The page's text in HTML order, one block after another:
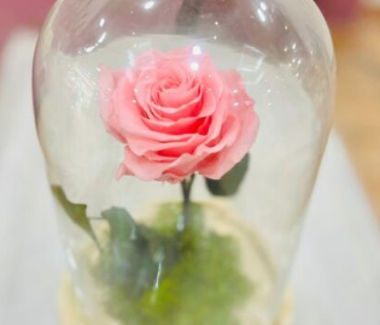
AÑADIR AL CARRITO / VISTA RAPIDA